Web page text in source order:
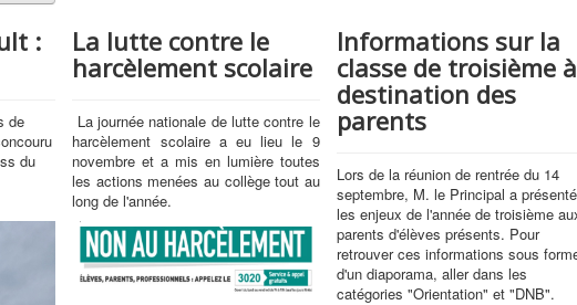
:
de
du
La lutte contre le
harcèlement scolaire
La journée nationale de lutte contre le
harcèlement scolaire a eu lieu le 9
novembre et a mis en lumière toutes
les actions menées au collège tout au
long de l'année.
Informations sur la
classe de troisième à
destination des
parents
Lors de la réunion de rentrée du 14
septembre, M. le Principal a présenté
les enjeux de l'année de troisième
parents d'élèves présents. Pour
retrouver ces informations sous
d'un diaporama, aller dans les
catégories "Orientation" et "DNB".